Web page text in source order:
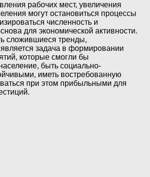
рабочих мест, увеличения
могут остановиться процессы
численность и
для экономической активности.
сложившиеся тренды,
задача в формировании
которые смогли бы
быть социально-
иметь востребованную
при этом прибыльными для